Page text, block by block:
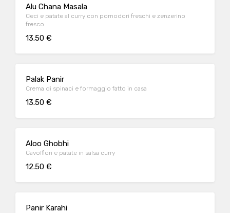
Alu Chana Masala
Ceci e patate al curry con pomodori freschi e zenzerino
fresco
13.50 €
Palak Panir
Crema di spinaci e formaggio fatto in casa
13.50 €
Aloo Ghobhi
Cavolfiori e patate in salsa curry
12.50 €
Panir Karahi